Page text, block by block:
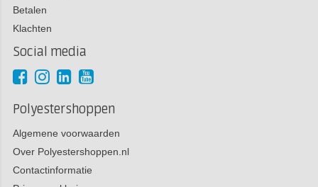
Betalen
Klachten
Social media
Polyestershoppen
Algemene voorwaarden
Over Polyestershoppen.nl
Contactinformatie